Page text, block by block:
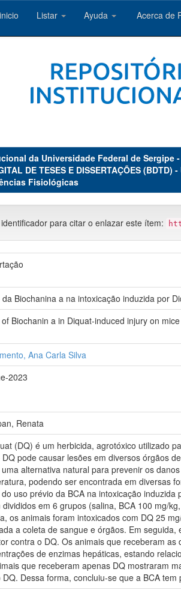
Listar Ayuda Acerca de
da Universidade Federal de Sergipe -
DE TESES E DISSERTAÇÕES (BDTD) -
Fisiológicas
para citar o enlazar este ítem:
da Biochanina a na intoxicação induzida por
of Biochanin a in Diquat-induced injury on mice
Ana Carla Silva
2023
Renata
(DQ) é um herbicida, agrotóxico utilizado
pode causar lesões em diversos órgãos
alternativa natural para prevenir os
podendo ser encontrada em diversas
uso prévio da BCA na intoxicação
divididos em 6 grupos (salina, BCA 100 mg/
os animais foram intoxicados com DQ 25
a coleta de sangue e órgãos. Em
contra o DQ. Os animais que receberam
de enzimas hepáticas, estando
que receberam apenas DQ mostraram
DQ. Dessa forma, concluiu-se que a BCA